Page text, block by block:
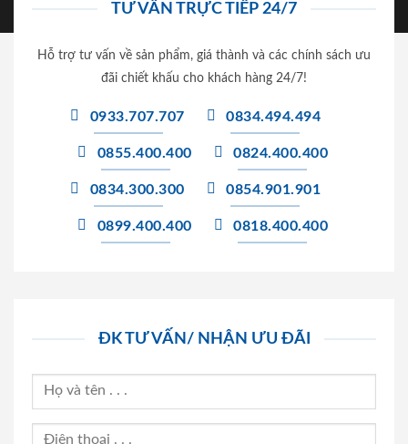
TƯ VẤN TRỰC TIẾP 24/7
Hỗ trợ tư vấn về sản phẩm, giá thành và các chính sách ưu
đãi chiết khấu cho khách hàng 24/7!
0933.707.707 0834.494.494
0855.400.400 0824.400.400
0834.300.300 0854.901.901
0899.400.400 0818.400.400
ĐK TƯ VẤN/ NHẬN ƯU ĐÃI